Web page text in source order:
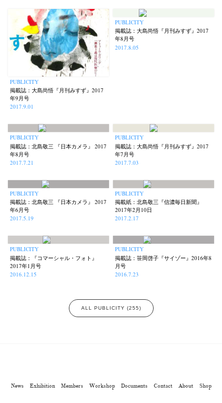
PUBLICITY
掲載誌：大島尚悟『月刊みすず』2017
年9月号
2017.9.01
PUBLICITY
掲載誌：大島尚悟『月刊みすず』2017
年8月号
2017.8.05
PUBLICITY
掲載誌：北島敬三 『日本カメラ』 2017
年8月号
2017.7.21
PUBLICITY
掲載誌：大島尚悟『月刊みすず』2017
年7月号
2017.7.03
PUBLICITY
掲載誌：北島敬三 『日本カメラ』 2017
年6月号
2017.5.19
PUBLICITY
掲載紙：北島敬三『信濃毎日新聞』
2017年2月10日
2017.2.17
PUBLICITY
掲載誌：『コマーシャル・フォト』
2017年1月号
2016.12.15
PUBLICITY
掲載誌：笹岡啓子『サイゾー』2016年8
月号
2016.7.23
ALL PUBLICITY (255)
News Exhibition Members Workshop Documents Contact About Shop